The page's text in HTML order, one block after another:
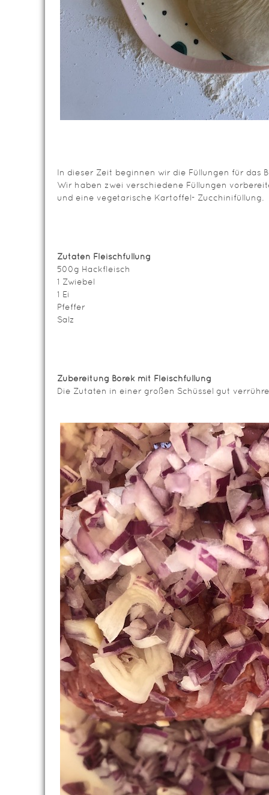
In dieser Zeit beginnen wir die Füllungen für das
Wir haben zwei verschiedene Füllungen
und eine vegetarische Kartoffel- Zucchinifüllung.
Zutaten Fleischfüllung
500g Hackfleisch
1 Zwiebel
1 Ei
Pfeffer
Salz
Zubereitung Börek mit Fleischfüllung
Die Zutaten in einer großen Schüssel gut